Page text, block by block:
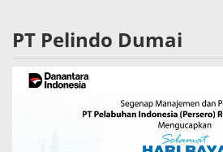
PT Pelindo Dumai